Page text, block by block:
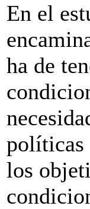
En el
ha de
políticas
los